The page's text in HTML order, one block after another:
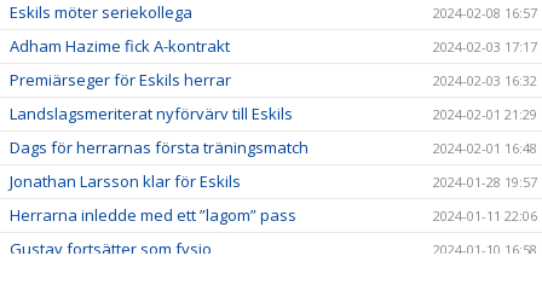
Eskils möter seriekollega 2024-02-08 16:57
Adham Hazime fick A-kontrakt 2024-02-03 17:17
Premiärseger för Eskils herrar 2024-02-03 16:32
Landslagsmeriterat nyförvärv till Eskils 2024-02-01 21:29
Dags för herrarnas första träningsmatch 2024-02-01 16:48
Jonathan Larsson klar för Eskils 2024-01-28 19:57
Herrarna inledde med ett ”lagom” pass 2024-01-11 22:06
Gustav fortsätter som fysio 2024-01-10 16:58